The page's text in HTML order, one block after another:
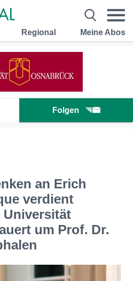
Regional Meine Abos
Folgen
an Erich
verdient
Universität
um Prof. Dr.